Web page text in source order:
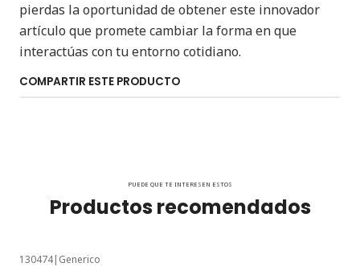
pierdas la oportunidad de obtener este innovador
artículo que promete cambiar la forma en que
interactúas con tu entorno cotidiano.
COMPARTIR ESTE PRODUCTO
PUEDE QUE TE INTERESEN ESTOS
Productos recomendados
130474| Generico